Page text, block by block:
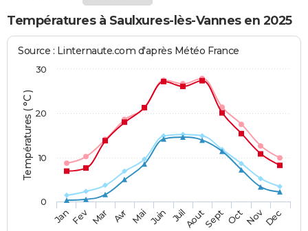
Températures à Saulxures-lès-Vannes en 2025
Températures ( °C )
Source : Linternaute.com d'après Météo France
JanFev Mar Avr Mai Juin JuilAoutSept OctNovDec
0
10
20
30